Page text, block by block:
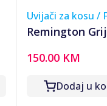
Uvijači za kosu /
Remington
kosu, brze
kom. - KF40E
150.00 KM
Dodaj u